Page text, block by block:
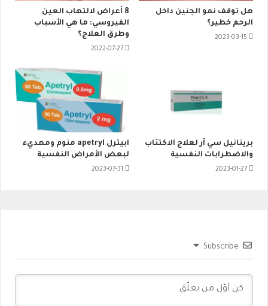
هل توقف نمو الجنين داخل
الرحم خطير؟
2023-03-15
8 أعراض لالتهاب العين
الفيروسي: ما هي الأسباب
وطرق العلاج؟
2022-07-27
برينانيل سي آر لعلاج الاكتئاب
والاضطرابات النفسية
2023-01-27
ابيترل apetryl منوم ومهديء
لبعض الأمراض النفسية
2023-07-31
Subscribe